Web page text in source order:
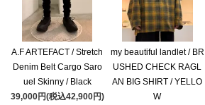
A.F ARTEFACT / Stretch
Denim Belt Cargo Saro
uel Skinny / Black
39,000円(税込42,900円)
my beautiful landlet / BR
USHED CHECK RAGL
AN BIG SHIRT / YELLO
W